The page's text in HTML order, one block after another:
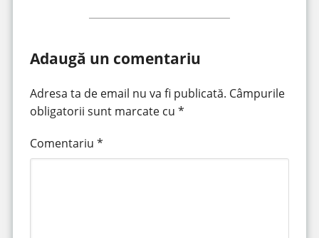
Adaugă un comentariu
Adresa ta de email nu va fi publicată. Câmpurile
obligatorii sunt marcate cu *
Comentariu *